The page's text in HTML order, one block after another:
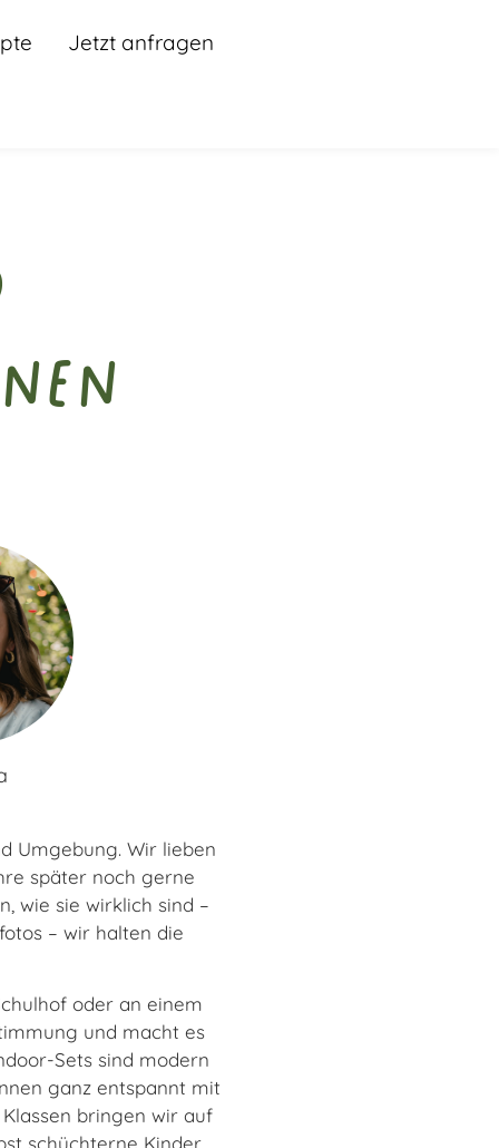
Jetzt anfragen
Umgebung. Wir lieben
später noch gerne
wie sie wirklich sind –
– wir halten die
oder an einem
und macht es
Sets sind modern
ganz entspannt mit
bringen wir auf